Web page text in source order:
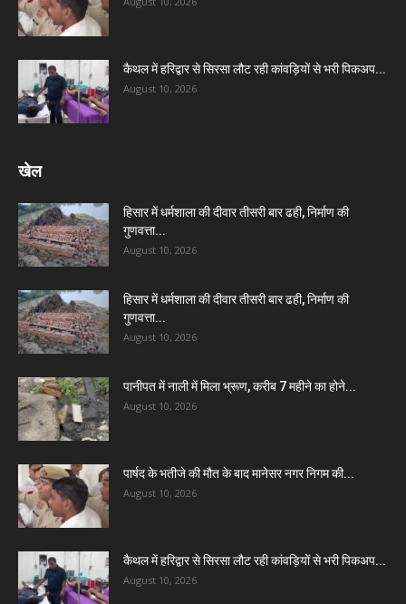
कैथल में हरिद्वार से सिरसा लौट रही कांवड़ियों से भरी पिकअप...
August 10, 2026
खेल
हिसार में धर्मशाला की दीवार तीसरी बार ढही, निर्माण की
गुणवत्ता...
August 10, 2026
हिसार में धर्मशाला की दीवार तीसरी बार ढही, निर्माण की
गुणवत्ता...
August 10, 2026
पानीपत में नाली में मिला भ्रूण, करीब 7 महीने का होने...
August 10, 2026
पार्षद के भतीजे की मौत के बाद मानेसर नगर निगम की...
August 10, 2026
कैथल में हरिद्वार से सिरसा लौट रही कांवड़ियों से भरी पिकअप...
August 10, 2026